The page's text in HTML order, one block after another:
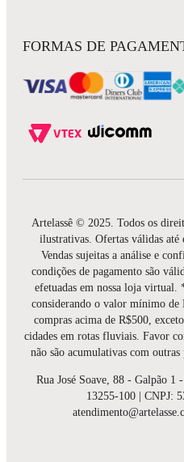
FORMAS DE
Artelassê © 2025. Todos os
ilustrativas. Ofertas válidas até
Vendas sujeitas a análise e
condições de pagamento são
efetuadas em nossa loja virtual.
considerando o valor mínimo
compras acima de R$500,
cidades em rotas fluviais. Favor
não são acumulativas com
Rua José Soave, 88 - Galpão 1
13255-100 | CNPJ: